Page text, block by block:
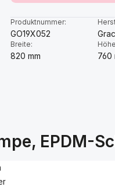
Produktnummer:
GO19X052
Breite:
820 mm 760
EPDM-